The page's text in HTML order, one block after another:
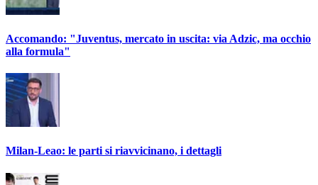
Accomando: "Juventus, mercato in uscita: via Adzic, ma occhio
alla formula"
Milan-Leao: le parti si riavvicinano, i dettagli